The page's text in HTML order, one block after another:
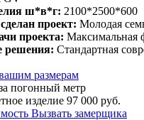
ш*в*г: 2100*2500*600
проект: Молодая
проекта: Максимальная
решения: Стандартная
размерам
погонный метр
изделие 97 000 руб.
Вызвать замерщика